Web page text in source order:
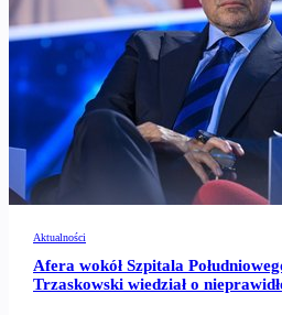
Aktualności
Afera wokół Szpitala
Trzaskowski wiedział o